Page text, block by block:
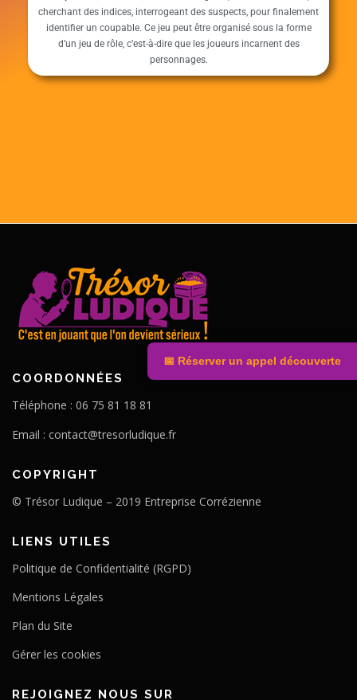
cherchant des indices, interrogeant des suspects, pour finalement
identifier un coupable. Ce jeu peut être organisé sous la forme
d’un jeu de rôle, c’est-à-dire que les joueurs incarnent des
personnages.
📅 Réserver un appel découverte
COORDONNÉES
Téléphone : 06 75 81 18 81
Email : contact@tresorludique.fr
COPYRIGHT
© Trésor Ludique – 2019 Entreprise Corrézienne
LIENS UTILES
Politique de Confidentialité (RGPD)
Mentions Légales
Plan du Site
Gérer les cookies
REJOIGNEZ NOUS SUR